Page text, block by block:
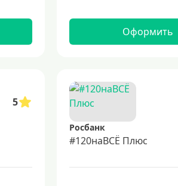
Оформить
5
Росбанк
#120наВСЁ Плюс